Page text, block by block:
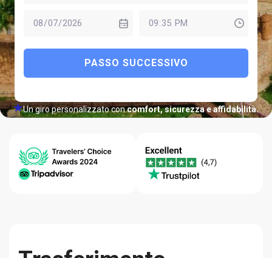
PASSO SUCCESSIVO
Un giro personalizzato concomfort, sicurezza e affidabilità.
assistenza
24/7
Affidabilità